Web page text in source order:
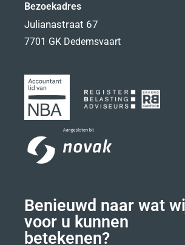
Bezoekadres
Julianastraat 67
7701 GK Dedemsvaart
Benieuwd naar wat
voor u kunnen
betekenen?